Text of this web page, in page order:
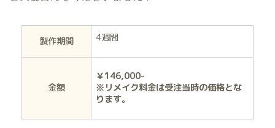
製作期間 4週間
金額
￥146,000-
※リメイク料金は受注当時の価格とな
ります。